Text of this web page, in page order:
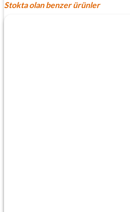
Stokta olan benzer ürünler